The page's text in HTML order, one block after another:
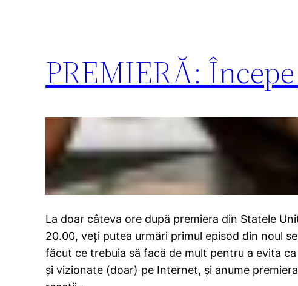
PREMIERĂ:
La doar câteva ore după premiera din Statele
20.00, veţi putea urmări primul episod din noul
făcut ce trebuia să facă de mult pentru a evita
şi vizionate (doar) pe Internet, şi anume